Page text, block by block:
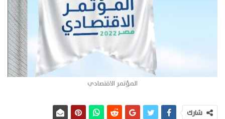
المؤتمر الاقتصادي
شارك